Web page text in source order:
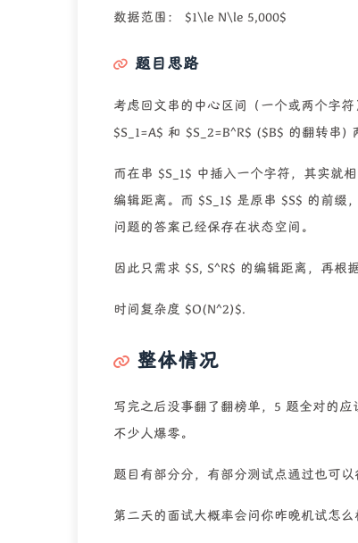
数据范围： $1\le N\le 5,000$
题目思路
考虑回文串的中心区间（一个或两个字
$S_1=A$ 和 $S_2=B^R$ ($B$ 的翻转串
而在串 $S_1$ 中插入一个字符，其实就
编辑距离。而 $S_1$ 是原串 $S$ 的前缀
问题的答案已经保存在状态空间。
因此只需求 $S, S^R$ 的编辑距离，再根
时间复杂度 $O(N^2)$.
整体情况
写完之后没事翻了翻榜单，5 题全对的
不少人爆零。
题目有部分分，有部分测试点通过也可
第二天的面试大概率会问你昨晚机试怎